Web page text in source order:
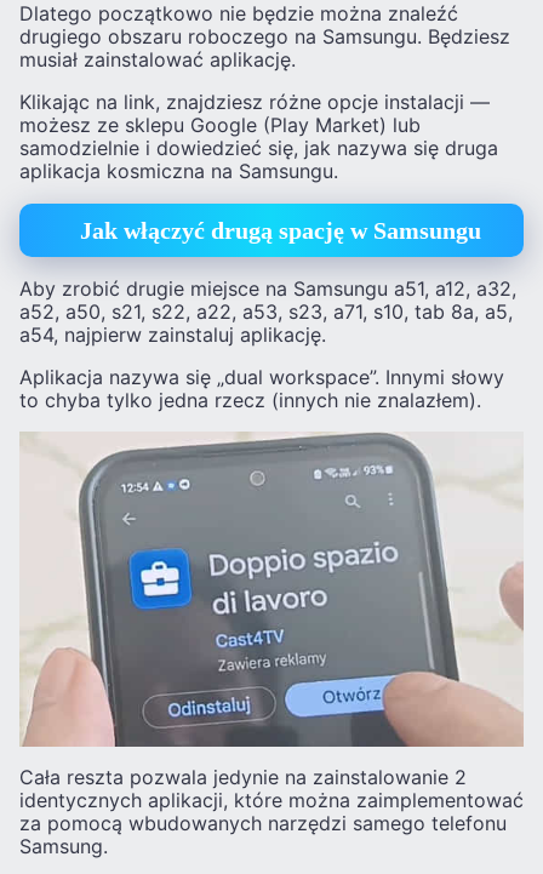
Dlatego początkowo nie będzie można znaleźć
drugiego obszaru roboczego na Samsungu. Będziesz
musiał zainstalować aplikację.
Klikając na link, znajdziesz różne opcje instalacji —
możesz ze sklepu Google (Play Market) lub
samodzielnie i dowiedzieć się, jak nazywa się druga
aplikacja kosmiczna na Samsungu.
Jak włączyć drugą spację w Samsungu
Aby zrobić drugie miejsce na Samsungu a51, a12, a32,
a52, a50, s21, s22, a22, a53, s23, a71, s10, tab 8a, a5,
a54, najpierw zainstaluj aplikację.
Aplikacja nazywa się „dual workspace”. Innymi słowy
to chyba tylko jedna rzecz (innych nie znalazłem).
Cała reszta pozwala jedynie na zainstalowanie 2
identycznych aplikacji, które można zaimplementować
za pomocą wbudowanych narzędzi samego telefonu
Samsung.